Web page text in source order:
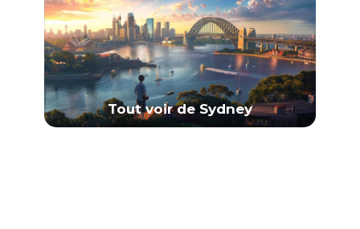
Tout voir de Sydney